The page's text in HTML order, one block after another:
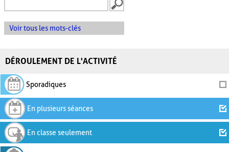
Voir tous les mots-clés
DÉROULEMENT DE L'ACTIVITÉ
Sporadiques
En plusieurs séances
En classe seulement